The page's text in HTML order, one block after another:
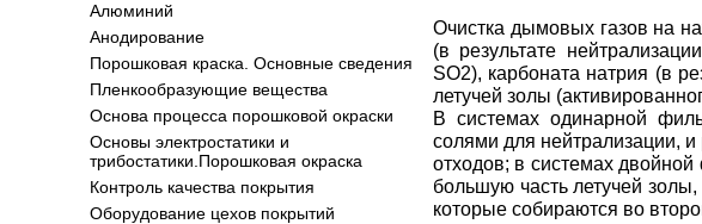
Алюминий
Анодирование
Порошковая краска. Основные сведения
Пленкообразующие вещества
Основа процесса порошковой окраски
Основы электростатики и
трибостатики.Порошковая окраска
Контроль качества покрытия
Оборудование цехов покрытий
Очистка дымовых газов на
(в результате
SO2), карбоната натрия (в
летучей золы
В системах одинарной
солями для нейтрализации,
отходов; в системах
большую часть летучей
которые собираются во